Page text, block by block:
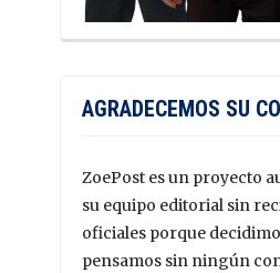
AGRADECEMOS SU
ZoePost es un proyecto
su equipo editorial sin
oficiales porque
pensamos sin ningún